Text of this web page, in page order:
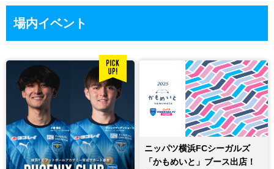
場内イベント
ニッパツ横浜FCシーガルズ
「かもめいと」ブース出店！